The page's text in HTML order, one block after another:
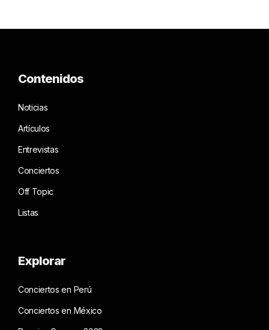
Contenidos
Noticias
Artículos
Entrevistas
Conciertos
Off Topic
Listas
Explorar
Conciertos en Perú
Conciertos en México